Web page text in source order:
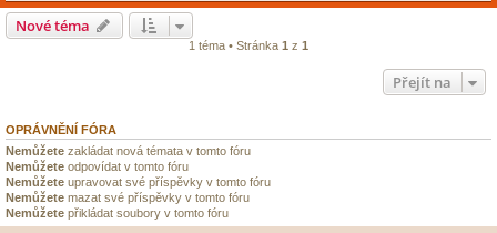
Nové téma
1 téma • Stránka 1 z 1
Přejít na
OPRÁVNĚNÍ FÓRA
Nemůžete zakládat nová témata v tomto fóru
Nemůžete odpovídat v tomto fóru
Nemůžete upravovat své příspěvky v tomto fóru
Nemůžete mazat své příspěvky v tomto fóru
Nemůžete přikládat soubory v tomto fóru